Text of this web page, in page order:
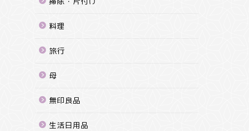
料理
旅行
母
無印良品
生活日用品